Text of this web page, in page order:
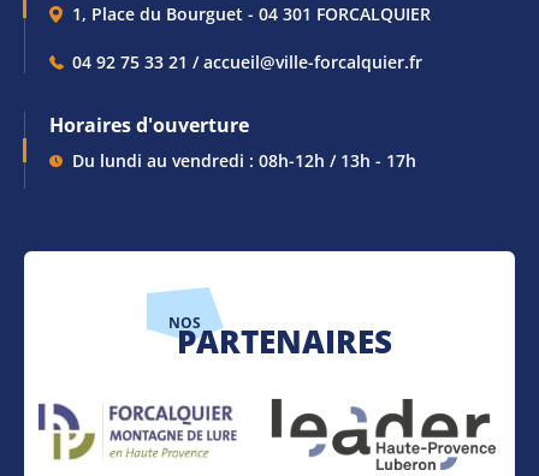
1, Place du Bourguet - 04 301 FORCALQUIER
04 92 75 33 21 / accueil@ville-forcalquier.fr
Horaires d'ouverture
Du lundi au vendredi : 08h-12h / 13h - 17h
NOS
PARTENAIRES